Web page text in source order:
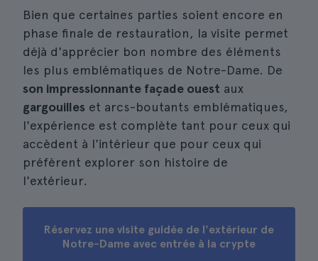
Bien que certaines parties soient encore en
phase finale de restauration, la visite permet
déjà d'apprécier bon nombre des éléments
les plus emblématiques de Notre-Dame. De
son impressionnante façade ouest aux
gargouilles et arcs-boutants emblématiques,
l'expérience est complète tant pour ceux qui
accèdent à l'intérieur que pour ceux qui
préfèrent explorer son histoire de
l'extérieur.
Réservez une visite guidée de l'extérieur de
Notre-Dame avec entrée à la crypte